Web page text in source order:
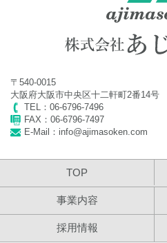
2024年 社員旅行に伴う臨時
2023年 年末年始休業のお知ら
2023年7月12日
2023年 夏季休業のお知らせ
2023年4月24日
2023年 ゴールデンウイーク
2022年11月30日
2022年 年末年始休業のお知ら
〒540-0015
大阪府大阪市中央区十二軒町2番14号
TEL：06-6796-7496
FAX：06-6796-7497
E-Mail：info@ajimasoken.com
TOP
事業内容
採用情報